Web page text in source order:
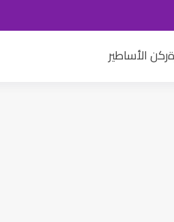
ركن الأساطير